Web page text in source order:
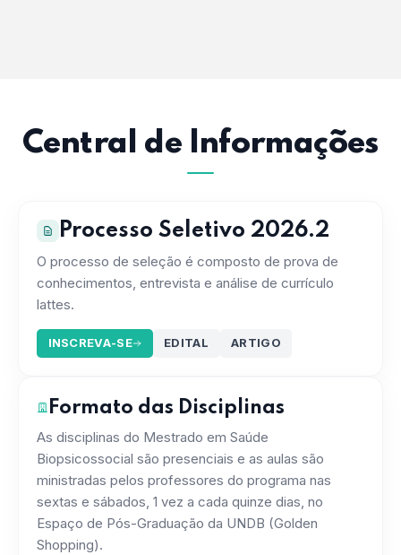
Central de Informações
Processo Seletivo 2026.2
O processo de seleção é composto de prova de
conhecimentos, entrevista e análise de currículo
lattes.
INSCREVA-SE EDITAL ARTIGO
Formato das Disciplinas
As disciplinas do Mestrado em Saúde
Biopsicossocial são presenciais e as aulas são
ministradas pelos professores do programa nas
sextas e sábados, 1 vez a cada quinze dias, no
Espaço de Pós-Graduação da UNDB (Golden
Shopping).